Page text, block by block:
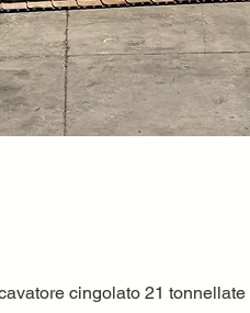
Quick View
cingolato 21 tonnellate